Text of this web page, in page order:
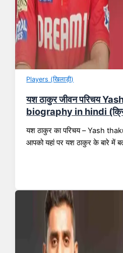
Players (खिलाड़ी)
यश ठाकुर जीवन परिचय
biography in hindi
यश ठाकुर का परिचय – Yash
आपको यहां पर यश ठाकुर के बारे में